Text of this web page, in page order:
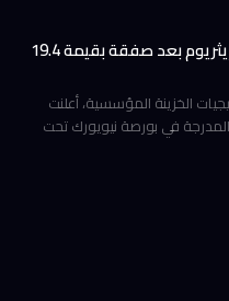
بيتماين تمتلك الآن 4.8% من إجمالي إيثريوم بعد صفقة بقيمة 19.4
الخزينة المؤسسية، أعلنت
شركة BitMine Immersion Technologies المدرجة في بورصة نيويورك تحت